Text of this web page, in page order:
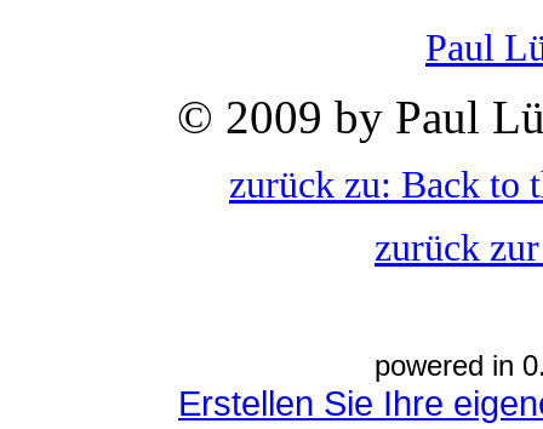
Paul
© 2009 by Paul
zurück zu: Back to
zurück
powered in
Erstellen Sie Ihre